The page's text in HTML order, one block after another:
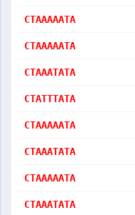
CTAAAAATA
CTAAAAATA
CTAAATATA
CTATTTATA
CTAAAAATA
CTAAATATA
CTAAAAATA
CTAAATATA